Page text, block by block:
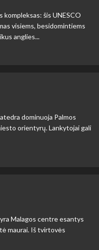
kompleksas: šis UNESCO
visiems, besidomintiems
anglies...
dominuoja Palmos
orientyrų. Lankytojai gali
Malagos centre esantys
maurai. Iš tvirtovės